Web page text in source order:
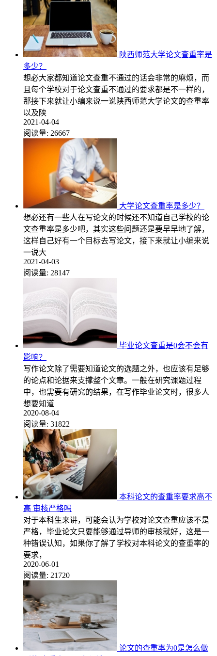
陕西师范大学论文查重率是
多少？
想必大家都知道论文查重不通过的话会非常的麻烦，而
且每个学校对于论文查重不通过的要求都是不一样的，
那接下来就让小编来说一说陕西师范大学论文的查重率
以及陕
2021-04-04
阅读量: 26667
大学论文查重率是多少？
想必还有一些人在写论文的时候还不知道自己学校的论
文查重率是多少吧，其实这些问题还是要早早地了解，
这样自己好有一个目标去写论文，接下来就让小编来说
一说大
2021-04-03
阅读量: 28147
毕业论文查重是0会不会有
影响？
写作论文除了需要知道论文的选题之外，也应该有足够
的论点和论据来支撑整个文章。一般在研究课题过程
中，也需要有研究的结果，在写作毕业论文时，很多人
想要知道
2020-08-04
阅读量: 31822
本科论文的查重率要求高不
高 审核严格吗
对于本科生来讲，可能会认为学校对论文查重应该不是
严格，毕业论文只要能够通过导师的审核就好，这是一
种错误认知，如果你了解了学校对本科论文的查重率的
要求，
2020-06-01
阅读量: 21720
论文的查重率为0是怎么做